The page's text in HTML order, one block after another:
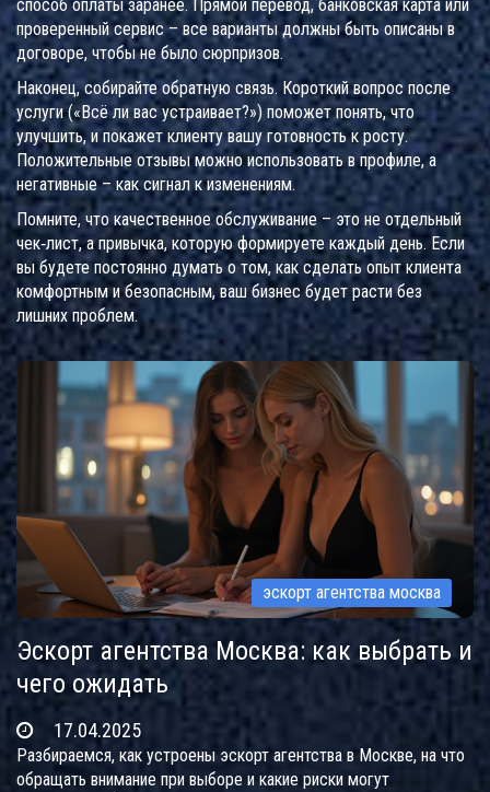
способ оплаты заранее. Прямой перевод, банковская карта или
проверенный сервис – все варианты должны быть описаны в
договоре, чтобы не было сюрпризов.
Наконец, собирайте обратную связь. Короткий вопрос после
услуги («Всё ли вас устраивает?») поможет понять, что
улучшить, и покажет клиенту вашу готовность к росту.
Положительные отзывы можно использовать в профиле, а
негативные – как сигнал к изменениям.
Помните, что качественное обслуживание – это не отдельный
чек‑лист, а привычка, которую формируете каждый день. Если
вы будете постоянно думать о том, как сделать опыт клиента
комфортным и безопасным, ваш бизнес будет расти без
лишних проблем.
эскорт агентства москва
Эскорт агентства Москва: как выбрать и
чего ожидать
17.04.2025
Разбираемся, как устроены эскорт агентства в Москве, на что
обращать внимание при выборе и какие риски могут